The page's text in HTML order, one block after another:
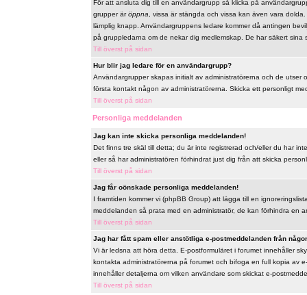
För att ansluta dig till en användargrupp så klicka på
grupper äröppna , vissa är stängda och vissa kan även vara
lämplig knapp. Användargruppens ledare kommer då antingen
på gruppledarna om de nekar dig medlemskap. De har säkert sina
Till överst på sidan
Hur blir jag ledare för en användargrupp?
Användargrupper skapas initialt av administratörerna och de
första kontakt någon av administratörerna. Skicka ett personligt
Till överst på sidan
Personliga meddelanden
Jag kan inte skicka personliga meddelanden!
Det finns tre skäl till detta; du är inte registrerad och/eller du har
eller så har administratören förhindrat just dig från att skicka
Till överst på sidan
Jag får oönskade personliga meddelanden!
I framtiden kommer vi (phpBB Group) att lägga till en
meddelanden så prata med en administratör, de kan förhindra en
Till överst på sidan
Jag har fått spam eller anstötliga e-postmeddelanden från
Vi är ledsna att höra detta. E-postformuläret i forumet innehåller
kontakta administratörerna på forumet och bifoga en full kopia av
innehåller detaljerna om vilken användare som skickat e-
Till överst på sidan